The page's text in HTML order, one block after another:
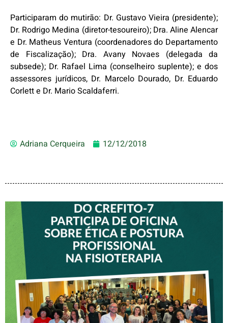
Participaram do mutirão: Dr. Gustavo Vieira (presidente);
Dr. Rodrigo Medina (diretor-tesoureiro); Dra. Aline Alencar
e Dr. Matheus Ventura (coordenadores do Departamento
de Fiscalização); Dra. Avany Novaes (delegada da
subsede); Dr. Rafael Lima (conselheiro suplente); e dos
assessores jurídicos, Dr. Marcelo Dourado, Dr. Eduardo
Corlett e Dr. Mario Scaldaferri.
Adriana Cerqueira 12/12/2018
VICE-PRESIDENTE DO
CREFITO-7 PARTICIPA DE
OFICINA SOBRE ÉTICA E
POSTURA PROFISSIONAL
NA FISIOTERAPIA